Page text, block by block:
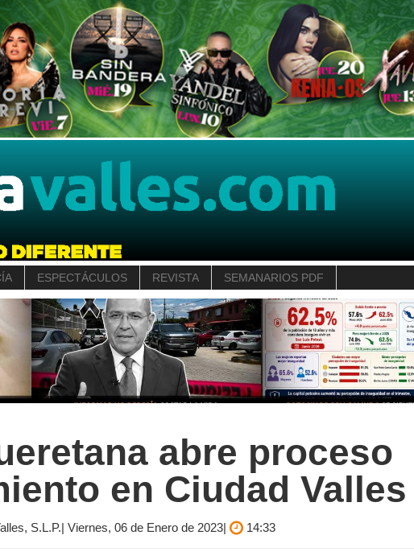
ESPECTÁCULOS REVISTA SEMANARIOS PDF
abre proceso
en Ciudad Valles
S.L.P.| Viernes, 06 de Enero de 2023| 14:33